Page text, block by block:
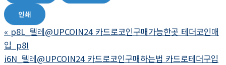
인쇄
« p8L_텔레@UPCOIN24 카드로코인구매가능한곳 테더코인매
입_p8I
i6N_텔레@UPCOIN24 카드로코인구매하는법 카드로테더구입